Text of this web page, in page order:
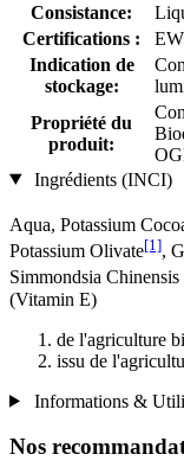
Consistance:
Certifications :
Indication de
stockage:
Propriété du
produit:
Ingrédients (INCI)
Aqua, Potassium
Potassium Olivate[1],
Simmondsia
(Vitamin E)
de l'agriculture
issu de
Informations &
Nos